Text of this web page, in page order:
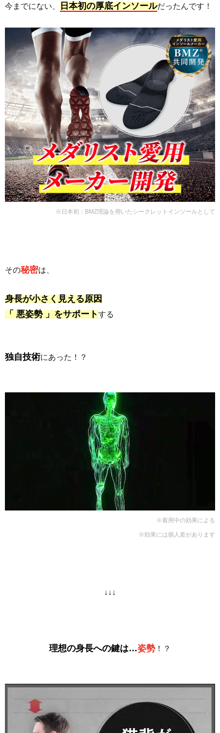
今までにない、 日本初の厚底インソールだったんです！
※日本初：BMZ理論を用いたシークレットインソールとして
その秘密は、
身長が小さく見える原因
「 悪姿勢 」をサポートする
独自技術にあった！？
※着用中の効果による
※効果には個人差があります
↓↓↓
理想の身長への鍵は…姿勢 ！？